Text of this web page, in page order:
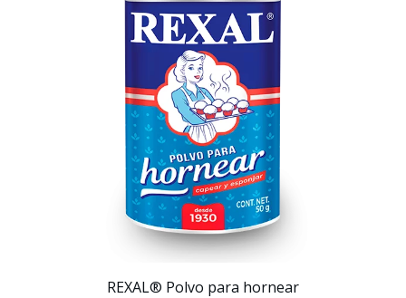
REXAL® Polvo para hornear